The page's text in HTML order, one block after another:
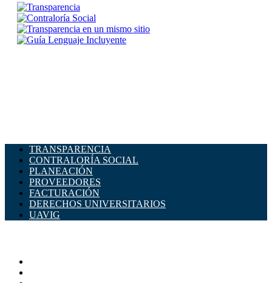
TRANSPARENCIA
CONTRALORÍA SOCIAL
PLANEACIÓN
PROVEEDORES
FACTURACIÓN
DERECHOS UNIVERSITARIOS
UAVIG